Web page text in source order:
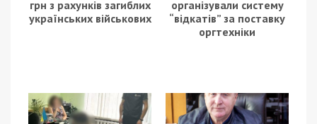
грн з рахунків загиблих
українських військових
організували систему
“відкатів” за поставку
оргтехніки